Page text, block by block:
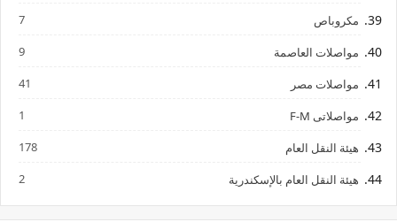
مكروباص 7
مواصلات العاصمة 9
مواصلات مصر 41
مواصلاتى F-M 1
هيئة النقل العام 178
هيئة النقل العام بالإسكندرية 2